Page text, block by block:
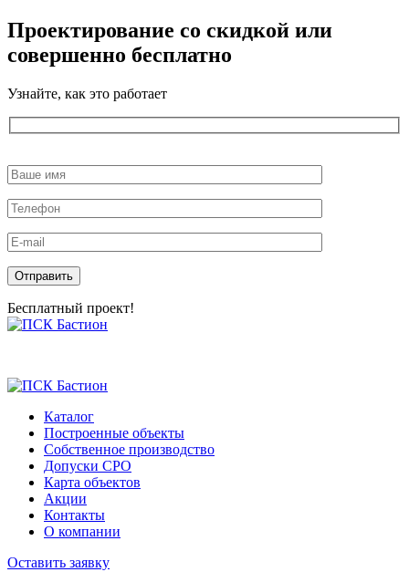
Проектирование со скидкой или
совершенно бесплатно
Узнайте, как это работает
это
пустым.
Бесплатный проект!
Skip
Каталог
Построенные объекты
Собственное производство
Допуски СРО
Карта объектов
Акции
Контакты
О компании
Оставить заявку